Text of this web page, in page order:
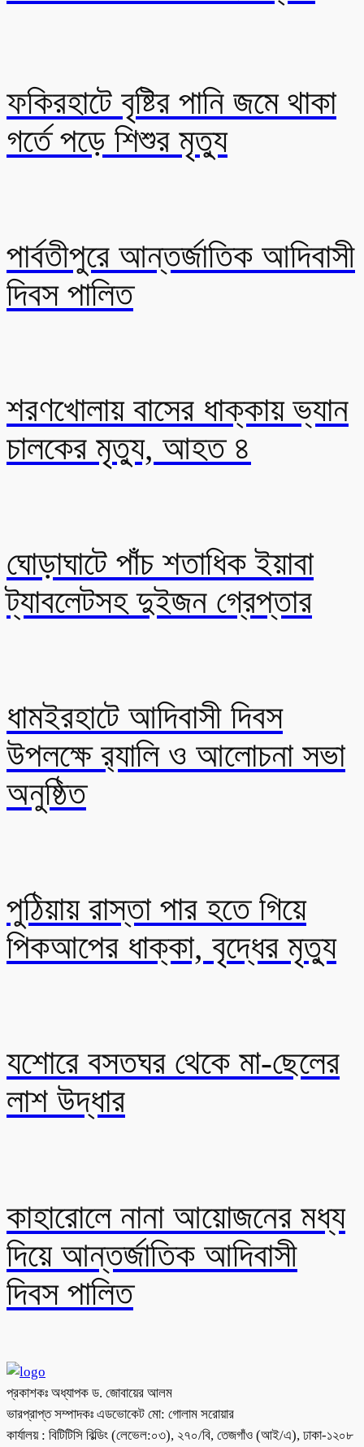
ফকিরহাটে বৃষ্টির পানি জমে থাকা
গর্তে পড়ে শিশুর মৃত্যু
পার্বতীপুরে আন্তর্জাতিক আদিবাসী
দিবস পালিত
শরণখোলায় বাসের ধাক্কায় ভ্যান
চালকের মৃত্যু, আহত ৪
ঘোড়াঘাটে পাঁচ শতাধিক ইয়াবা
ট্যাবলেটসহ দুইজন গ্রেপ্তার
ধামইরহাটে আদিবাসী দিবস
উপলক্ষে র‍্যালি ও আলোচনা সভা
অনুষ্ঠিত
পুঠিয়ায় রাস্তা পার হতে গিয়ে
পিকআপের ধাক্কা, বৃদ্ধের মৃত্যু
যশোরে বসতঘর থেকে মা-ছেলের
লাশ উদ্ধার
কাহারোলে নানা আয়োজনের মধ্য
দিয়ে আন্তর্জাতিক আদিবাসী
দিবস পালিত
প্রকাশকঃ অধ্যাপক ড. জোবায়ের আলম
ভারপ্রাপ্ত সম্পাদকঃ এডভোকেট মো: গোলাম সরোয়ার
কার্যালয় : বিটিটিসি বিল্ডিং (লেভেল:০৩), ২৭০/বি, তেজগাঁও (আই/এ), ঢাকা-১২০৮